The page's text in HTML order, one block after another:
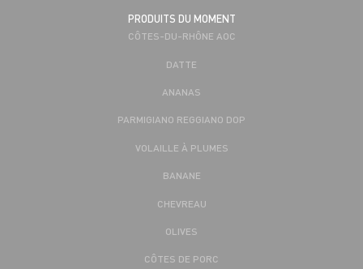
PRODUITS DU MOMENT
CÔTES-DU-RHÔNE AOC
DATTE
ANANAS
PARMIGIANO REGGIANO DOP
VOLAILLE À PLUMES
BANANE
CHEVREAU
OLIVES
CÔTES DE PORC